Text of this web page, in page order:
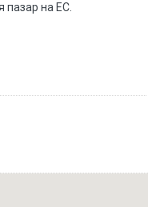
пазар на ЕС.